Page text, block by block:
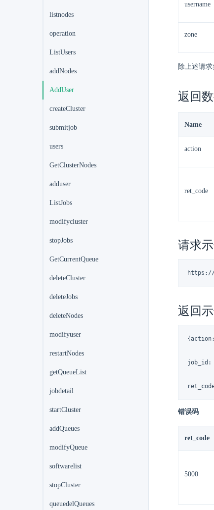
listnodes
operation
ListUsers
addNodes
AddUser
createCluster
submitjob
users
GetClusterNodes
adduser
ListJobs
modifycluster
stopJobs
GetCurrentQueue
deleteCluster
deleteJobs
deleteNodes
modifyuser
restartNodes
getQueueList
jobdetail
startCluster
addQueues
modifyQueue
softwarelist
stopCluster
queuedelQueues
username
zone
除上述请
返回
Name
action
ret_code
请求
https://
返回
{action:
job_id:
错误码
ret_code
5000